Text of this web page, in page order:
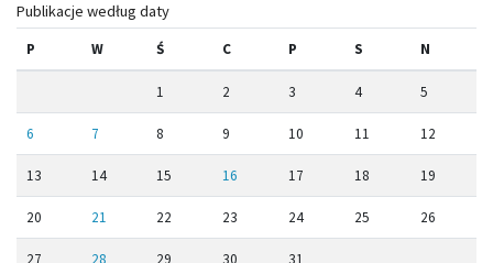
Publikacje według daty
P W Ś C P S N
1 2 3 4 5
6 7 8 9 10 11 12
13 14 15 16 17 18 19
20 21 22 23 24 25 26